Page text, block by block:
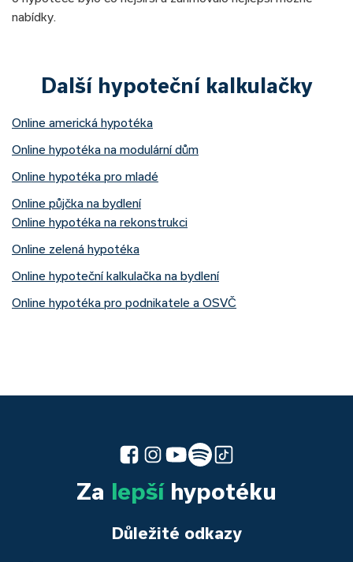
nabídky.
Další hypoteční kalkulačky
Online americká hypotéka
Online hypotéka na modulární dům
Online hypotéka pro mladé
Online půjčka na bydlení
Online hypotéka na rekonstrukci
Online zelená hypotéka
Online hypoteční kalkulačka na bydlení
Online hypotéka pro podnikatele a OSVČ
Za lepšíhypotéku
Důležité odkazy